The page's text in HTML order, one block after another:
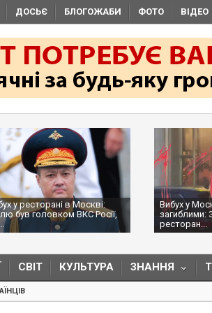
ДОСЬЄ БЛОГОЖАБИ ФОТО ВІДЕО
у ресторані в Москві:
був головком ВКС Росії,
Вибух у
загиблими:
ресторан...
СВІТ КУЛЬТУРА ЗНАННЯ